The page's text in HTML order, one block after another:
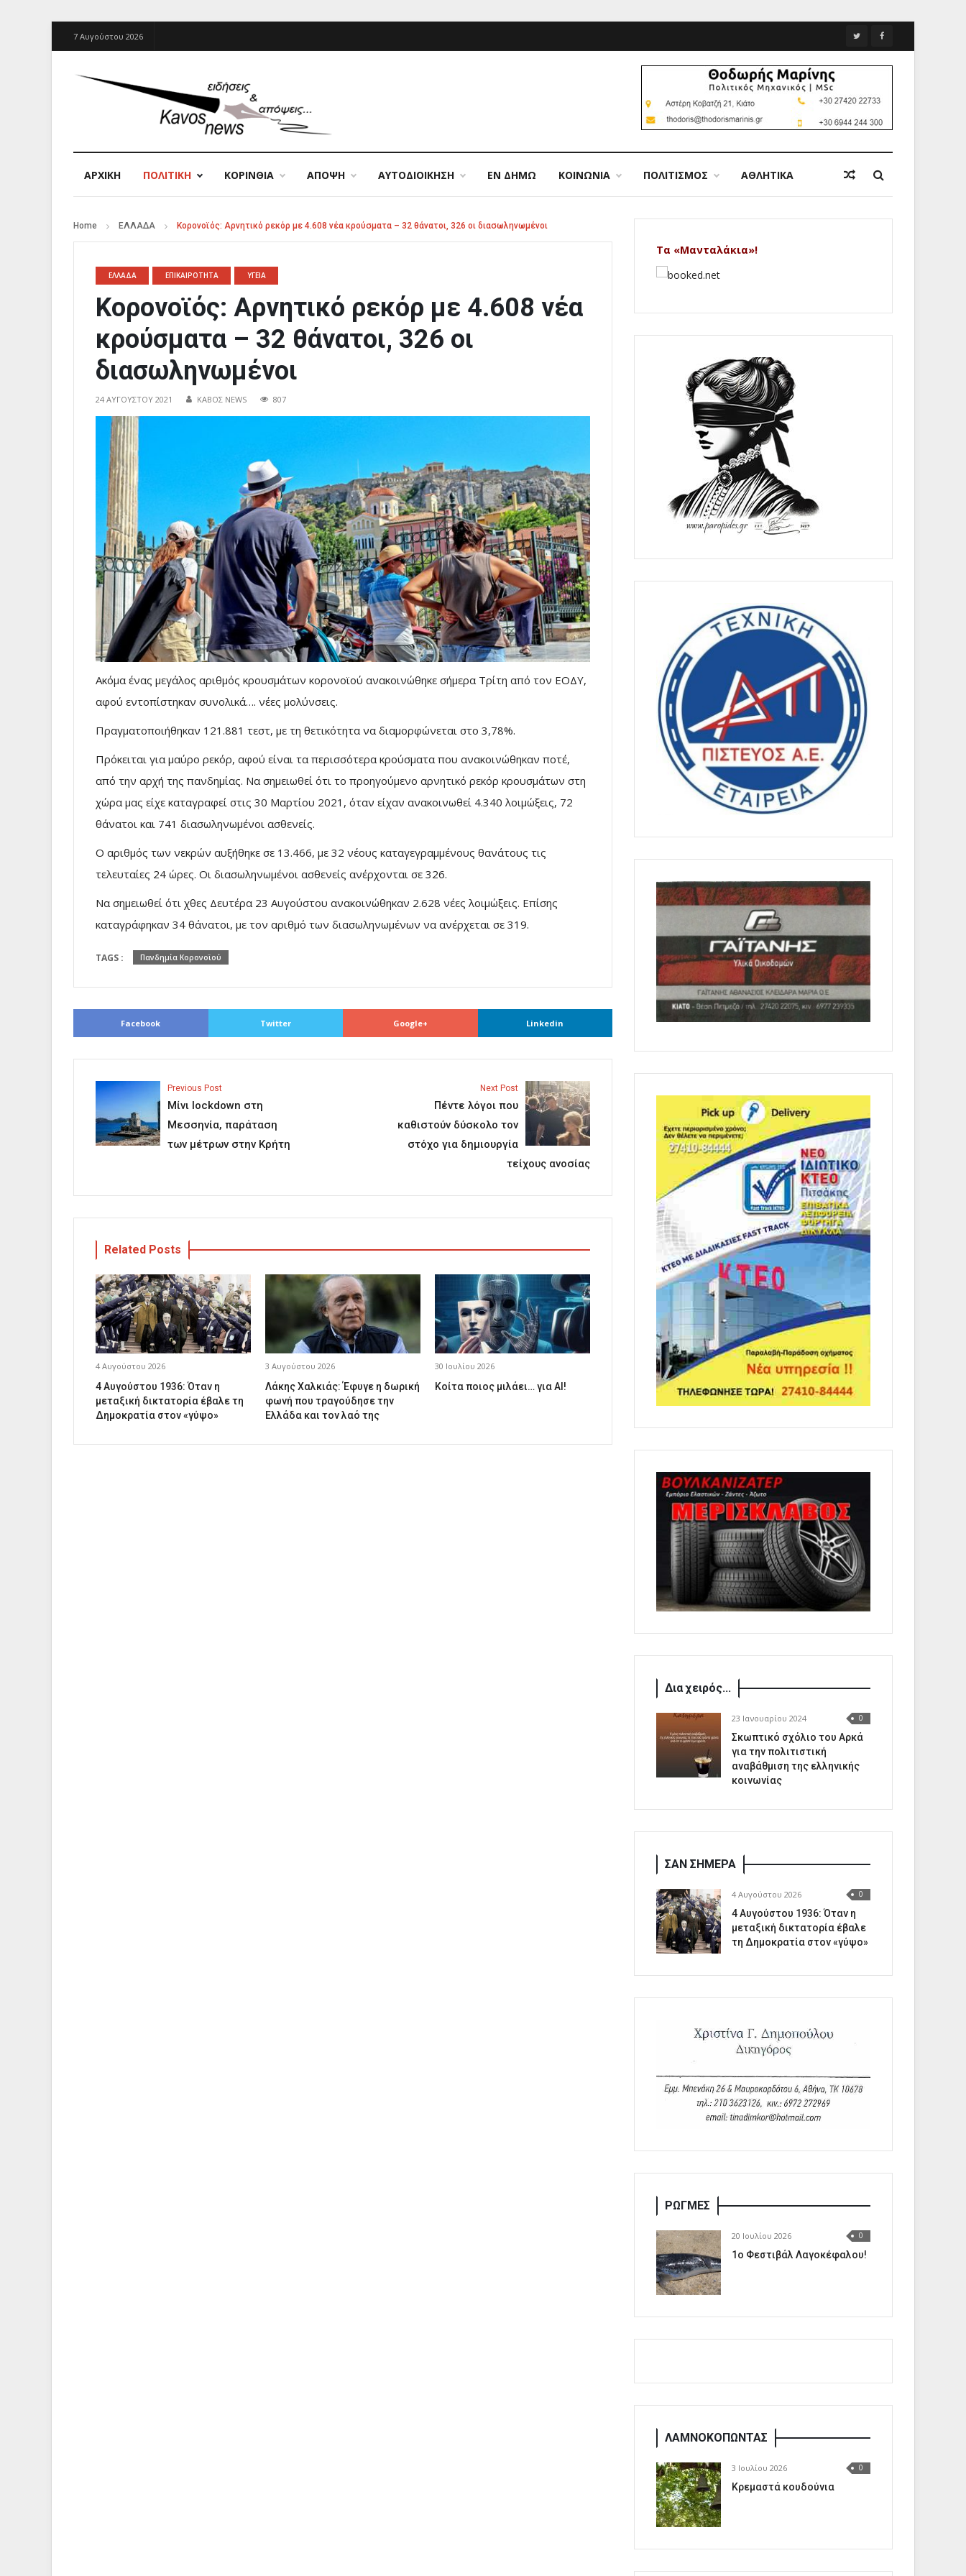
7 Αυγούστου 2026
ΑΡΧΙΚΉ ΠΟΛΙΤΙΚΗ ΚΟΡΙΝΘΙΑ ΑΠΟΨΗ ΑΥΤΟΔΙΟΙΚΗΣΗ ΕΝ ΔΗΜΩ ΚΟΙΝΩΝΙΑ ΠΟΛΙΤΙΣΜΟΣ ΑΘΛΗΤΙΚΑ
Home ΕΛΛΑΔΑ Κορονοϊός: Αρνητικό ρεκόρ με 4.608 νέα κρούσματα – 32 θάνατοι, 326 οι διασωληνωμένοι
ΕΛΛΑΔΑ ΕΠΙΚΑΙΡΟΤΗΤΑ ΥΓΕΙΑ
Κορονοϊός: Αρνητικό ρεκόρ με 4.608 νέα
κρούσματα – 32 θάνατοι, 326 οι
διασωληνωμένοι
24 ΑΥΓΟΎΣΤΟΥ 2021 ΚΑΒΟΣ NEWS 807
Ακόμα ένας μεγάλος αριθμός κρουσμάτων κορονοϊού ανακοινώθηκε σήμερα Τρίτη από τον ΕΟΔΥ,
αφού εντοπίστηκαν συνολικά…. νέες μολύνσεις.
Πραγματοποιήθηκαν 121.881 τεστ, με τη θετικότητα να διαμορφώνεται στο 3,78%.
Πρόκειται για μαύρο ρεκόρ, αφού είναι τα περισσότερα κρούσματα που ανακοινώθηκαν ποτέ,
από την αρχή της πανδημίας. Να σημειωθεί ότι το προηγούμενο αρνητικό ρεκόρ κρουσμάτων στη
χώρα μας είχε καταγραφεί στις 30 Μαρτίου 2021, όταν είχαν ανακοινωθεί 4.340 λοιμώξεις, 72
θάνατοι και 741 διασωληνωμένοι ασθενείς.
Ο αριθμός των νεκρών αυξήθηκε σε 13.466, με 32 νέους καταγεγραμμένους θανάτους τις
τελευταίες 24 ώρες. Οι διασωληνωμένοι ασθενείς ανέρχονται σε 326.
Να σημειωθεί ότι χθες Δευτέρα 23 Αυγούστου ανακοινώθηκαν 2.628 νέες λοιμώξεις. Επίσης
καταγράφηκαν 34 θάνατοι, με τον αριθμό των διασωληνωμένων να ανέρχεται σε 319.
TAGS : Πανδημία Κορονοϊού
Facebook Twitter Google+ Linkedin
Previous Post
Μίνι lockdown στη
Μεσσηνία, παράταση
των μέτρων στην Κρήτη
Next Post
Πέντε λόγοι που
καθιστούν δύσκολο τον
στόχο για δημιουργία
τείχους ανοσίας
Related Posts
4 Αυγούστου 2026
4 Αυγούστου 1936: Όταν η
μεταξική δικτατορία έβαλε τη
Δημοκρατία στον «γύψο»
3 Αυγούστου 2026
Λάκης Χαλκιάς: Έφυγε η δωρική
φωνή που τραγούδησε την
Ελλάδα και τον λαό της
30 Ιουλίου 2026
Κοίτα ποιος μιλάει… για AI!
Τα «Μανταλάκια»!
Δια χειρός...
23 Ιανουαρίου 2024 0
Σκωπτικό σχόλιο του Αρκά
για την πολιτιστική
αναβάθμιση της ελληνικής
κοινωνίας
ΣΑΝ ΣΗΜΕΡΑ
4 Αυγούστου 2026 0
4 Αυγούστου 1936: Όταν η
μεταξική δικτατορία έβαλε
τη Δημοκρατία στον «γύψο»
ΡΩΓΜΕΣ
20 Ιουλίου 2026 0
1o Φεστιβάλ Λαγοκέφαλου!
ΛΑΜΝΟΚΟΠΩΝΤΑΣ
3 Ιουλίου 2026 0
Κρεμαστά κουδούνια